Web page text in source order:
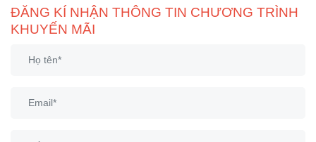
ĐĂNG KÍ NHẬN THÔNG TIN CHƯƠNG TRÌNH
KHUYẾN MÃI